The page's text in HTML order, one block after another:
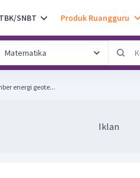
SNBT Produk Ruangguru
energi geote...
Iklan